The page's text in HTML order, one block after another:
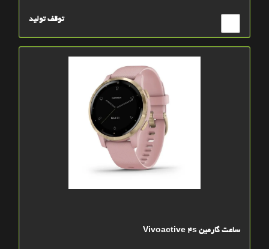
توقف تولید
ساعت گارمين Vivoactive 4s